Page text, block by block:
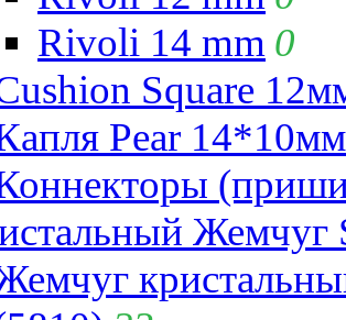
Rivoli 14 mm 0
Square
Pear
Жемчуг